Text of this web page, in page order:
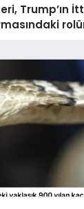
Trump’ın